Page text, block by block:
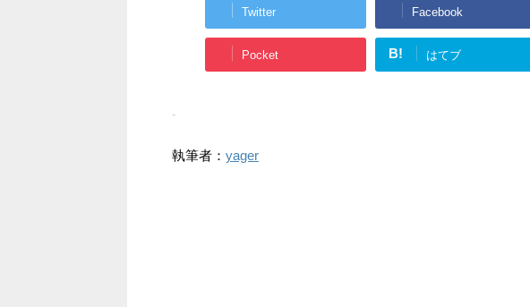
Twitter Facebook
Pocket B! はてブ
-
執筆者： yager